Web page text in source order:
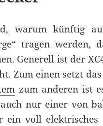
warum künftig
tragen werden,
Generell ist der
Zum einen setzt
zum anderen ist
nur einer von
voll elektrisches